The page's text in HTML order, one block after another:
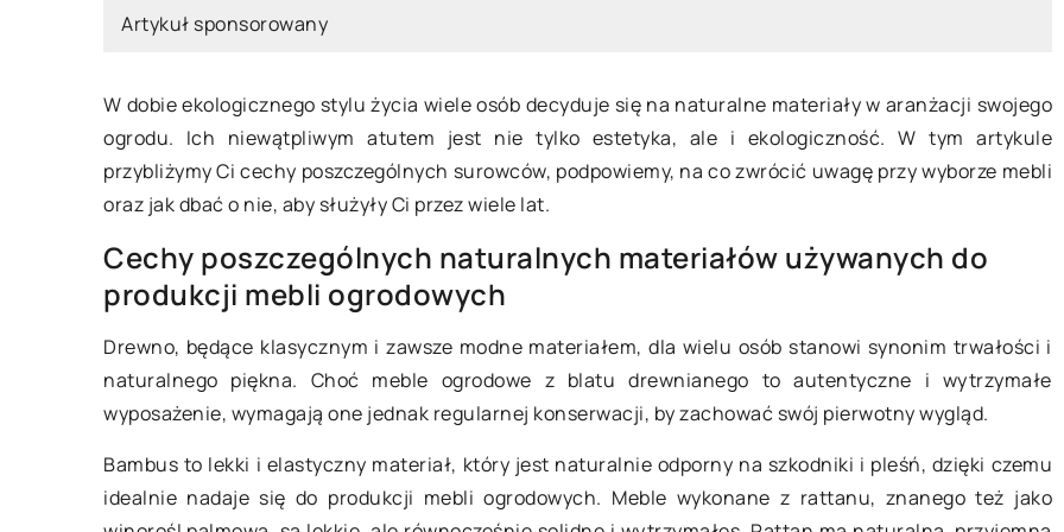
Artykuł sponsorowany
W dobie ekologicznego stylu życia wiele osób decyduje się na naturalne materiały w aranżacji swojego
ogrodu. Ich niewątpliwym atutem jest nie tylko estetyka, ale i ekologiczność. W tym artykule
przybliżymy Ci cechy poszczególnych surowców, podpowiemy, na co zwrócić uwagę przy wyborze mebli
oraz jak dbać o nie, aby służyły Ci przez wiele lat.
Cechy poszczególnych naturalnych materiałów używanych do
produkcji mebli ogrodowych
Drewno, będące klasycznym i zawsze modne materiałem, dla wielu osób stanowi synonim trwałości i
naturalnego piękna. Choć meble ogrodowe z blatu drewnianego to autentyczne i wytrzymałe
wyposażenie, wymagają one jednak regularnej konserwacji, by zachować swój pierwotny wygląd.
Bambus to lekki i elastyczny materiał, który jest naturalnie odporny na szkodniki i pleśń, dzięki czemu
idealnie nadaje się do produkcji mebli ogrodowych. Meble wykonane z rattanu, znanego też jako
odpowiedni pellet
dla Twojego domu?
kluczowe czynniki do
przy wyborze pelletu
dla Twojego domu; od
12 maja 2026
Sztuka tworzenia przytulnego
wnętrza: jak wykorzystać tekstylia
do ocieplenia przestrzeni
Odkryj, jak łatwo nadać swojemu
wnętrzu przytulny charakter.
Dowiedz się, jak odpowiednio
dobrane tekstylia mogą ocieplić
przestrzeń oraz jakie tkaniny i kolory
Przewodnik po wyborze mebli do
Odkryj praktyczne wskazówki i
pomysły na inteligentny wybór mebli
do małego salonu. Dowiedz się, jak
najefektywniej wykorzystać
ograniczoną przestrzeń, nie
rezygnując z komfortu i stylu.